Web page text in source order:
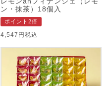
ン・抹茶）18個入
ポイント2倍
4,547 税込